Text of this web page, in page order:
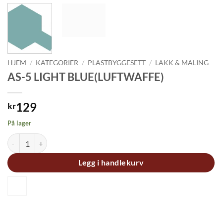
HJEM / KATEGORIER / PLASTBYGGESETT / LAKK & MALING
AS-5 LIGHT BLUE(LUFTWAFFE)
kr129
På lager
AS-5 LIGHT BLUE(LUFTWAFFE) antall
Legg i handlekurv